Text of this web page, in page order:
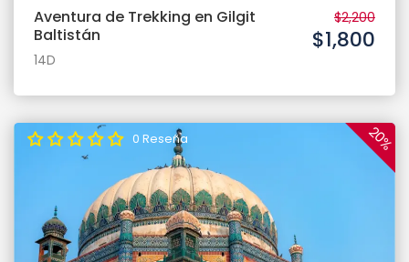
Aventura de Trekking en Gilgit
Baltistán
14D
$2,200
$1,800
20%
0 Reseña